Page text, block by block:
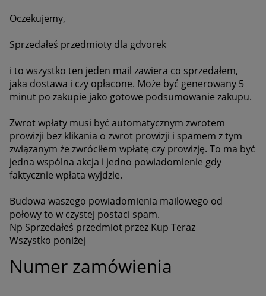
Oczekujemy,
Sprzedałeś przedmioty dla gdvorek
i to wszystko ten jeden mail zawiera co sprzedałem,
jaka dostawa i czy opłacone. Może być generowany 5
minut po zakupie jako gotowe podsumowanie zakupu.
Zwrot wpłaty musi być automatycznym zwrotem
prowizji bez klikania o zwrot prowizji i spamem z tym
związanym że zwróciłem wpłatę czy prowizję. To ma być
jedna wspólna akcja i jedno powiadomienie gdy
faktycznie wpłata wyjdzie.
Budowa waszego powiadomienia mailowego od
połowy to w czystej postaci spam.
Np Sprzedałeś przedmiot przez Kup Teraz
Wszystko poniżej
Numer zamówienia